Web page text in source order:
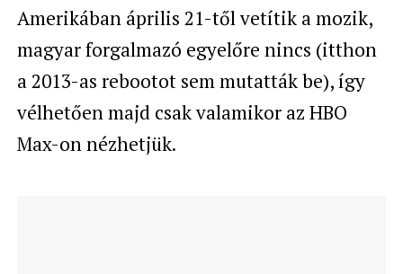
Amerikában április 21-től vetítik a mozik,
magyar forgalmazó egyelőre nincs (itthon
a 2013-as rebootot sem mutatták be), így
vélhetően majd csak valamikor az HBO
Max-on nézhetjük.